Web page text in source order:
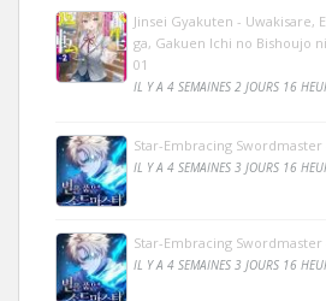
Jinsei Gyakuten - Uwakisare,
ga, Gakuen Ichi no Bishoujo
01
IL Y A 4 SEMAINES 2 JOURS 16
Star-Embracing
IL Y A 4 SEMAINES 3 JOURS 16
Star-Embracing Swordmaster
IL Y A 4 SEMAINES 3 JOURS 16